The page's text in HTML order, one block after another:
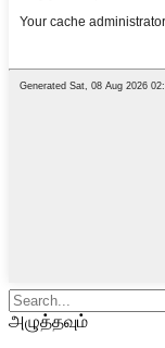
அழுத்தவும்